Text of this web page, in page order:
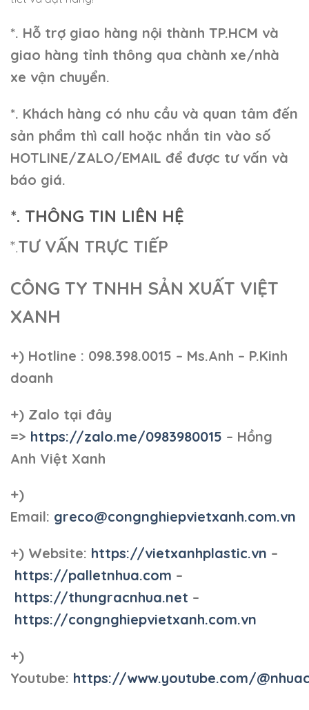
*. Hỗ trợ giao hàng nội thành TP.HCM và
giao hàng tỉnh thông qua chành xe/nhà
xe vận chuyển.
*. Khách hàng có nhu cầu và quan tâm đến
sản phẩm thì call hoặc nhắn tin vào số
HOTLINE/ZALO/EMAIL để được tư vấn và
báo giá.
*. THÔNG TIN LIÊN HỆ
*.TƯ VẤN TRỰC TIẾP
CÔNG TY TNHH SẢN XUẤT VIỆT
XANH
+) Hotline : 098.398.0015 – Ms.Anh – P.Kinh
doanh
+) Zalo tại đây
=> https://zalo.me/0983980015 – Hồng
Anh Việt Xanh
+)
Email: greco@congnghiepvietxanh.com.vn
+) Website: https://vietxanhplastic.vn –
https://palletnhua.com –
https://thungracnhua.net –
https://congnghiepvietxanh.com.vn
+)
Youtube: https://www.youtube.com/